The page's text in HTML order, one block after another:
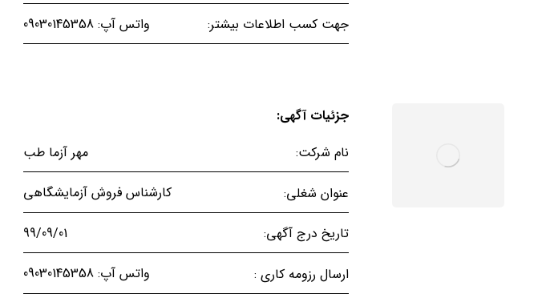
جهت کسب اطلاعات بیشتر: واتس آپ: 09030145358
جزئیات آگهی:
نام شرکت:
مهر آزما طب
عنوان شغلی: کارشناس فروش آزمایشگاهی
تاریخ درج آگهی: 99/09/01
ارسال رزومه کاری : واتس آپ: 09030145358